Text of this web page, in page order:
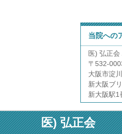
当院への
医) 弘正
〒532-
大阪市淀
新大阪ブ
新大阪駅1
医) 弘正会